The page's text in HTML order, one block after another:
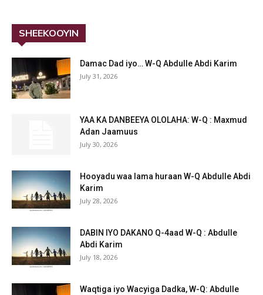
SHEEKOOYIN
Damac Dad iyo… W-Q Abdulle Abdi Karim
July 31, 2026
YAA KA DANBEEYA OLOLAHA: W-Q : Maxmud
Adan Jaamuus
July 30, 2026
Hooyadu waa lama huraan W-Q Abdulle Abdi
Karim
July 28, 2026
DABIN IYO DAKANO Q-4aad W-Q : Abdulle
Abdi Karim
July 18, 2026
Waqtiga iyo Wacyiga Dadka, W-Q: Abdulle